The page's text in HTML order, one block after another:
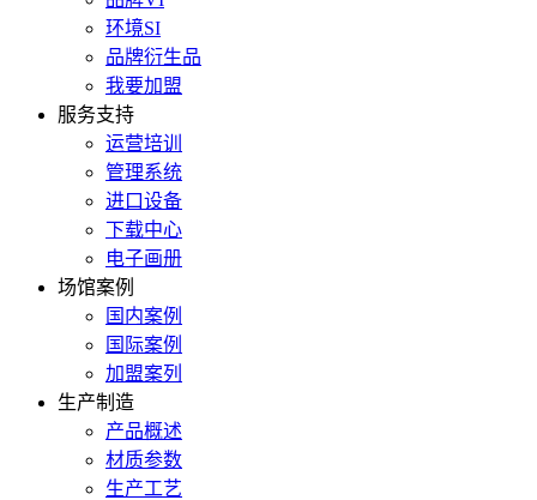
环境SI
品牌衍生品
我要加盟
服务支持
运营培训
管理系统
进口设备
下载中心
电子画册
场馆案例
国内案例
国际案例
加盟案列
生产制造
产品概述
材质参数
生产工艺